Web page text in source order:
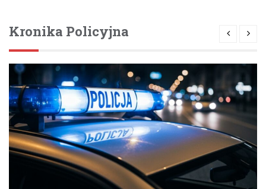
Kronika Policyjna